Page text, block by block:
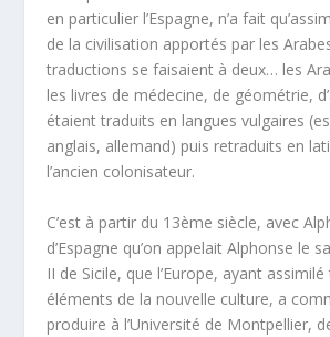
en particulier l’Espagne, n’a fait
de la civilisation apportés par les
traductions se faisaient à deux… les
les livres de médecine, de géométrie,
étaient traduits en langues vulgaires
anglais, allemand) puis retraduits en
l’ancien colonisateur.
C’est à partir du 13ème siècle, avec
d’Espagne qu’on appelait Alphonse le
II de Sicile, que l’Europe, ayant
éléments de la nouvelle culture, a
produire à l’Université de Montpellier,